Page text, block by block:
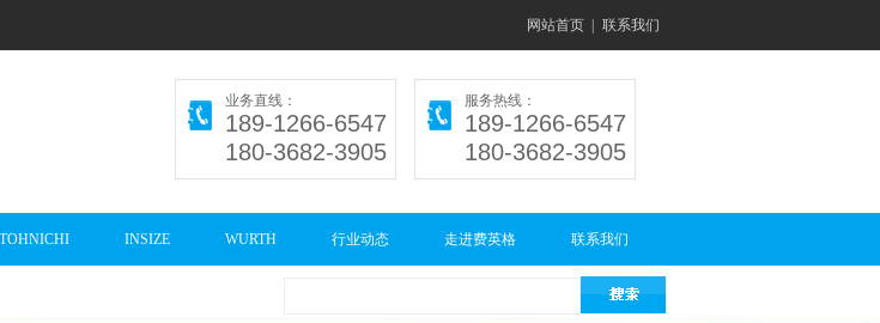
网站首页 联系我们
业务直线：
189-1266-6547
180-3682-3905
服务热线：
189-1266-6547
180-3682-3905
TOHNICHI INSIZE WURTH 行业动态 走进费英格 联系我们